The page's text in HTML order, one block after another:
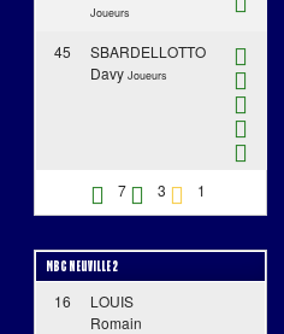
Joueurs
45
SBARDELLOTTO
Davy Joueurs
7 3 1
MBC NEUVILLE 2
16
LOUIS
Romain